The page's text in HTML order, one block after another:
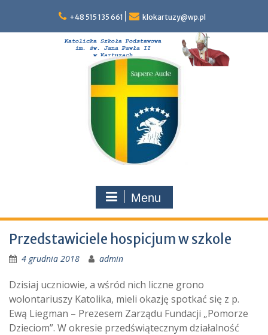
content
+48 515 135 661 klokartuzy@wp.pl
Menu
Przedstawiciele hospicjum w szkole
4 grudnia 2018 admin
Dzisiaj uczniowie, a wśród nich liczne grono
wolontariuszy Katolika, mieli okazję spotkać się z p.
Ewą Liegman – Prezesem Zarządu Fundacji „Pomorze
Dzieciom”. W okresie przedświątecznym działalność